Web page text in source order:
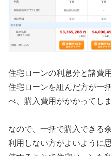
住宅ローンの利息分と諸費
住宅ローンを組んだ方が一
べ、購入費用がかかってし
なので、一括で購入できる
利用しない方がよいように